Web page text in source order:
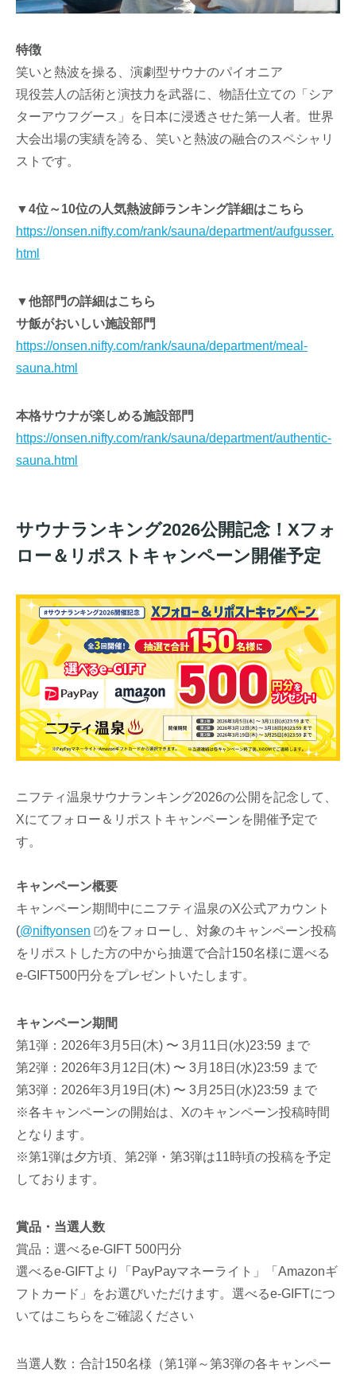
特徴
笑いと熱波を操る、演劇型サウナのパイオニア
現役芸人の話術と演技力を武器に、物語仕立ての「シア
ターアウフグース」を日本に浸透させた第一人者。世界
大会出場の実績を誇る、笑いと熱波の融合のスペシャリ
ストです。
▼4位～10位の人気熱波師ランキング詳細はこちら
https://onsen.nifty.com/rank/sauna/department/aufgusser.
html
▼他部門の詳細はこちら
サ飯がおいしい施設部門
https://onsen.nifty.com/rank/sauna/department/meal-
sauna.html
本格サウナが楽しめる施設部門
https://onsen.nifty.com/rank/sauna/department/authentic-
sauna.html
サウナランキング2026公開記念！Xフォ
ロー＆リポストキャンペーン 開催予定
ニフティ温泉サウナランキング2026の公開を記念して、
Xにてフォロー＆リポストキャンペーンを開催予定で
す。
キャンペーン概要
キャンペーン期間中にニフティ温泉のX公式アカウント
(@niftyonsen
)をフォローし、対象のキャンペーン投稿
をリポストした方の中から抽選で合計150名様に選べる
e-GIFT500円分をプレゼントいたします。
キャンペーン期間
第1弾：2026年3月5日(木) 〜 3月11日(水)23:59 まで
第2弾：2026年3月12日(木) 〜 3月18日(水)23:59 まで
第3弾：2026年3月19日(木) 〜 3月25日(水)23:59 まで
※各キャンペーンの開始は、Xのキャンペーン投稿時間
となります。
※第1弾は夕方頃、第2弾・第3弾は11時頃の投稿を予定
しております。
賞品・当選人数
賞品：選べるe-GIFT 500円分
選べるe-GIFTより「PayPayマネーライト」「Amazonギ
フトカード」をお選びいただけます。選べるe-GIFTにつ
いてはこちらをご確認ください
当選人数：合計150名様（第1弾～第3弾の各キャンペー